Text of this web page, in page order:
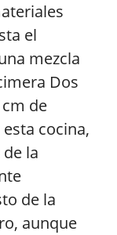
el
mezcla
Dos
de
cocina,
la
de la
aunque